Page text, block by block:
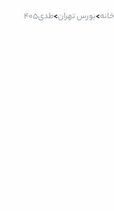
خانه>بورس تهران>طدی405